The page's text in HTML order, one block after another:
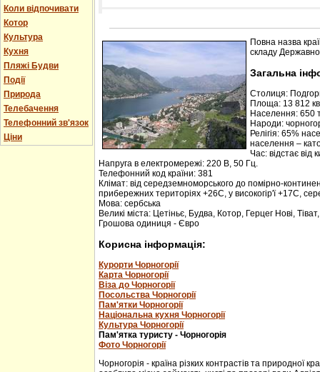
Коли відпочивати
Котор
Культура
Кухня
Пляжі Будви
Події
Природа
Телебачення
Телефонний зв'язок
Ціни
Розміщення інформації про готель на
Редагування інформації і цін на вимогу
Лічільник відвідувачів
Повна назва
складу
Загальна
Столиця:
Площа: 13 812
Населення: 650
Народи:
Релігія: 65%
населення –
Час: відстає від
Напруга в електромережі: 220 В, 50 Гц.
Телефонний код країни: 381
Клімат: від середземноморського до помірно-
прибережних територіях +26С, у високогір'ї +17С,
Мова: сербська
Великі міста: Цетіньє, Будва, Котор, Герцег Нові,
Грошова одиниця - Євро
Корисна інформація:
Курорти Чорногорії
Карта Чорногорії
Віза до Чорногорії
Посольства Чорногорії
Пам'ятки Чорногорії
Національна кухня Чорногорії
Культура Чорногорії
Пам'ятка туристу - Чорногорія
Фото Чорногорії
Чорногорія - країна різких контрастів та природної